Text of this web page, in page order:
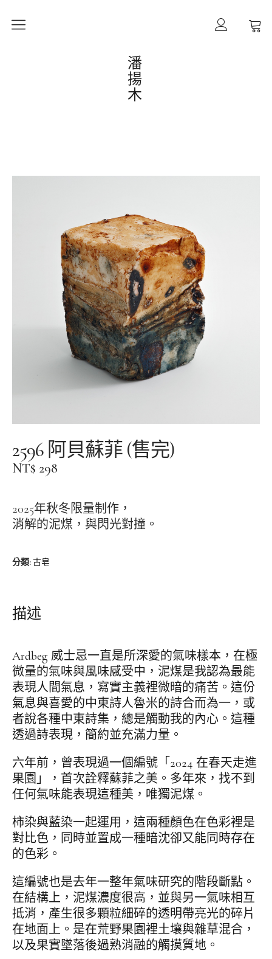
潘
揚
木
作品
購買備註
形態
作者
連絡
facebookinstagraminstagram
2596 阿貝蘇菲 (售完)
NT$ 298
2025年秋冬限量制作，
消解的泥煤，與閃光對撞。
分類:古皂
描述
Ardbeg 威士忌一直是所深愛的氣味樣本，在極
微量的氣味與風味感受中，泥煤是我認為最能
表現人間氣息，寫實主義裡微暗的痛苦。這份
氣息與喜愛的中東詩人魯米的詩合而為一，或
者說各種中東詩集，總是觸動我的內心。這種
透過詩表現，簡約並充滿力量。
六年前，曾表現過一個編號「2024 在春天走進
果園」，首次詮釋蘇菲之美。多年來，找不到
任何氣味能表現這種美，唯獨泥煤。
柿染與藍染一起運用，這兩種顏色在色彩裡是
對比色，同時並置成一種暗沈卻又能同時存在
的色彩。
這編號也是去年一整年氣味研究的階段斷點。
在結構上，泥煤濃度很高，並與另一氣味相互
抵消，產生很多顆粒細碎的透明帶亮光的碎片
在地面上。是在荒野果園裡土壤與雜草混合，
以及果實墜落後過熟消融的觸摸質地。